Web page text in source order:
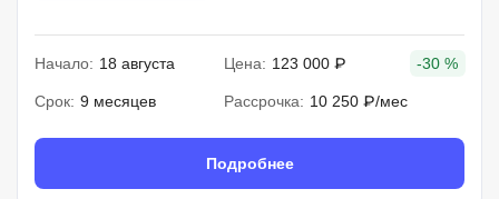
Начало: 18 августа Цена: 123 000 ₽ -30 %
Срок: 9 месяцев Рассрочка: 10 250 ₽/мес
Подробнее